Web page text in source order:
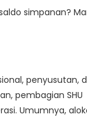
simpanan?
penyusutan,
pembagian SHU
Umumnya,